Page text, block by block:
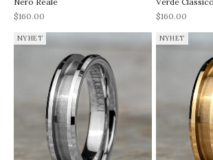
REA-pris
$160.00
REA-pris
$160.00
NYHET NYHET